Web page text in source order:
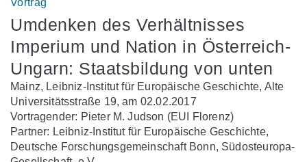
Umdenken des Verhältnisses
Imperium und Nation in Österreich-
Ungarn: Staatsbildung von unten
Mainz, Leibniz-Institut für Europäische Geschichte, Alte
Universitätsstraße 19, am 02.02.2017
Vortragender: Pieter M. Judson (EUI Florenz)
Partner: Leibniz-Institut für Europäische Geschichte,
Deutsche Forschungsgemeinschaft Bonn, Südosteuropa-